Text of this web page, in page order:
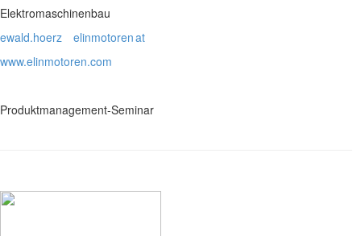
Elektromaschinenbau
ewald.hoerz
elinmotorenat
www.elinmotoren.com
Produktmanagement-Seminar